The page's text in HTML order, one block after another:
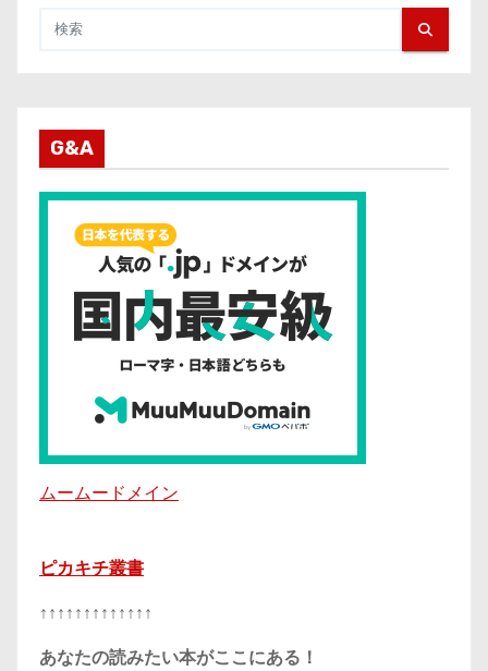
G&A
ムームードメイン
ピカキチ叢書
↑↑↑↑↑↑↑↑↑↑↑↑↑
あなたの読みたい本がここにある！